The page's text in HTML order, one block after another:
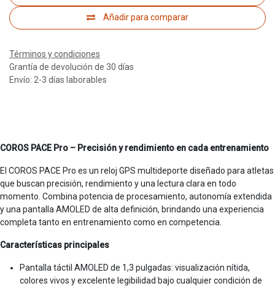
Añadir para comparar
Términos y condiciones
Grantía de devolución de 30 días
Envío: 2-3 días laborables
COROS PACE Pro – Precisión y rendimiento en cada entrenamiento
El COROS PACE Pro es un reloj GPS multideporte diseñado para atletas
que buscan precisión, rendimiento y una lectura clara en todo
momento. Combina potencia de procesamiento, autonomía extendida
y una pantalla AMOLED de alta definición, brindando una experiencia
completa tanto en entrenamiento como en competencia.
Características principales
Pantalla táctil AMOLED de 1,3 pulgadas: visualización nítida,
colores vivos y excelente legibilidad bajo cualquier condición de